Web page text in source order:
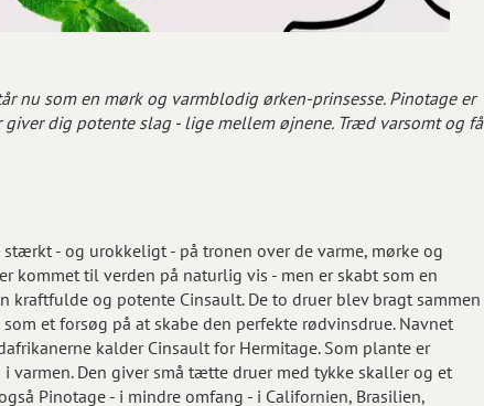
nu som en mørk og varmblodig ørken-prinsesse. Pinotage er
dig potente slag - lige mellem øjnene. Træd varsomt og få
- og urokkeligt - på tronen over de varme, mørke og
kommet til verden på naturlig vis - men er skabt som en
og potente Cinsault. De to druer blev bragt sammen
et forsøg på at skabe den perfekte rødvinsdrue. Navnet
kalder Cinsault for Hermitage. Som plante er
Den giver små tætte druer med tykke skaller og et
Pinotage - i mindre omfang - i Californien, Brasilien,